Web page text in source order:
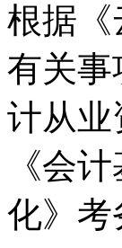
根据《
有关事
计从业
《会
化》